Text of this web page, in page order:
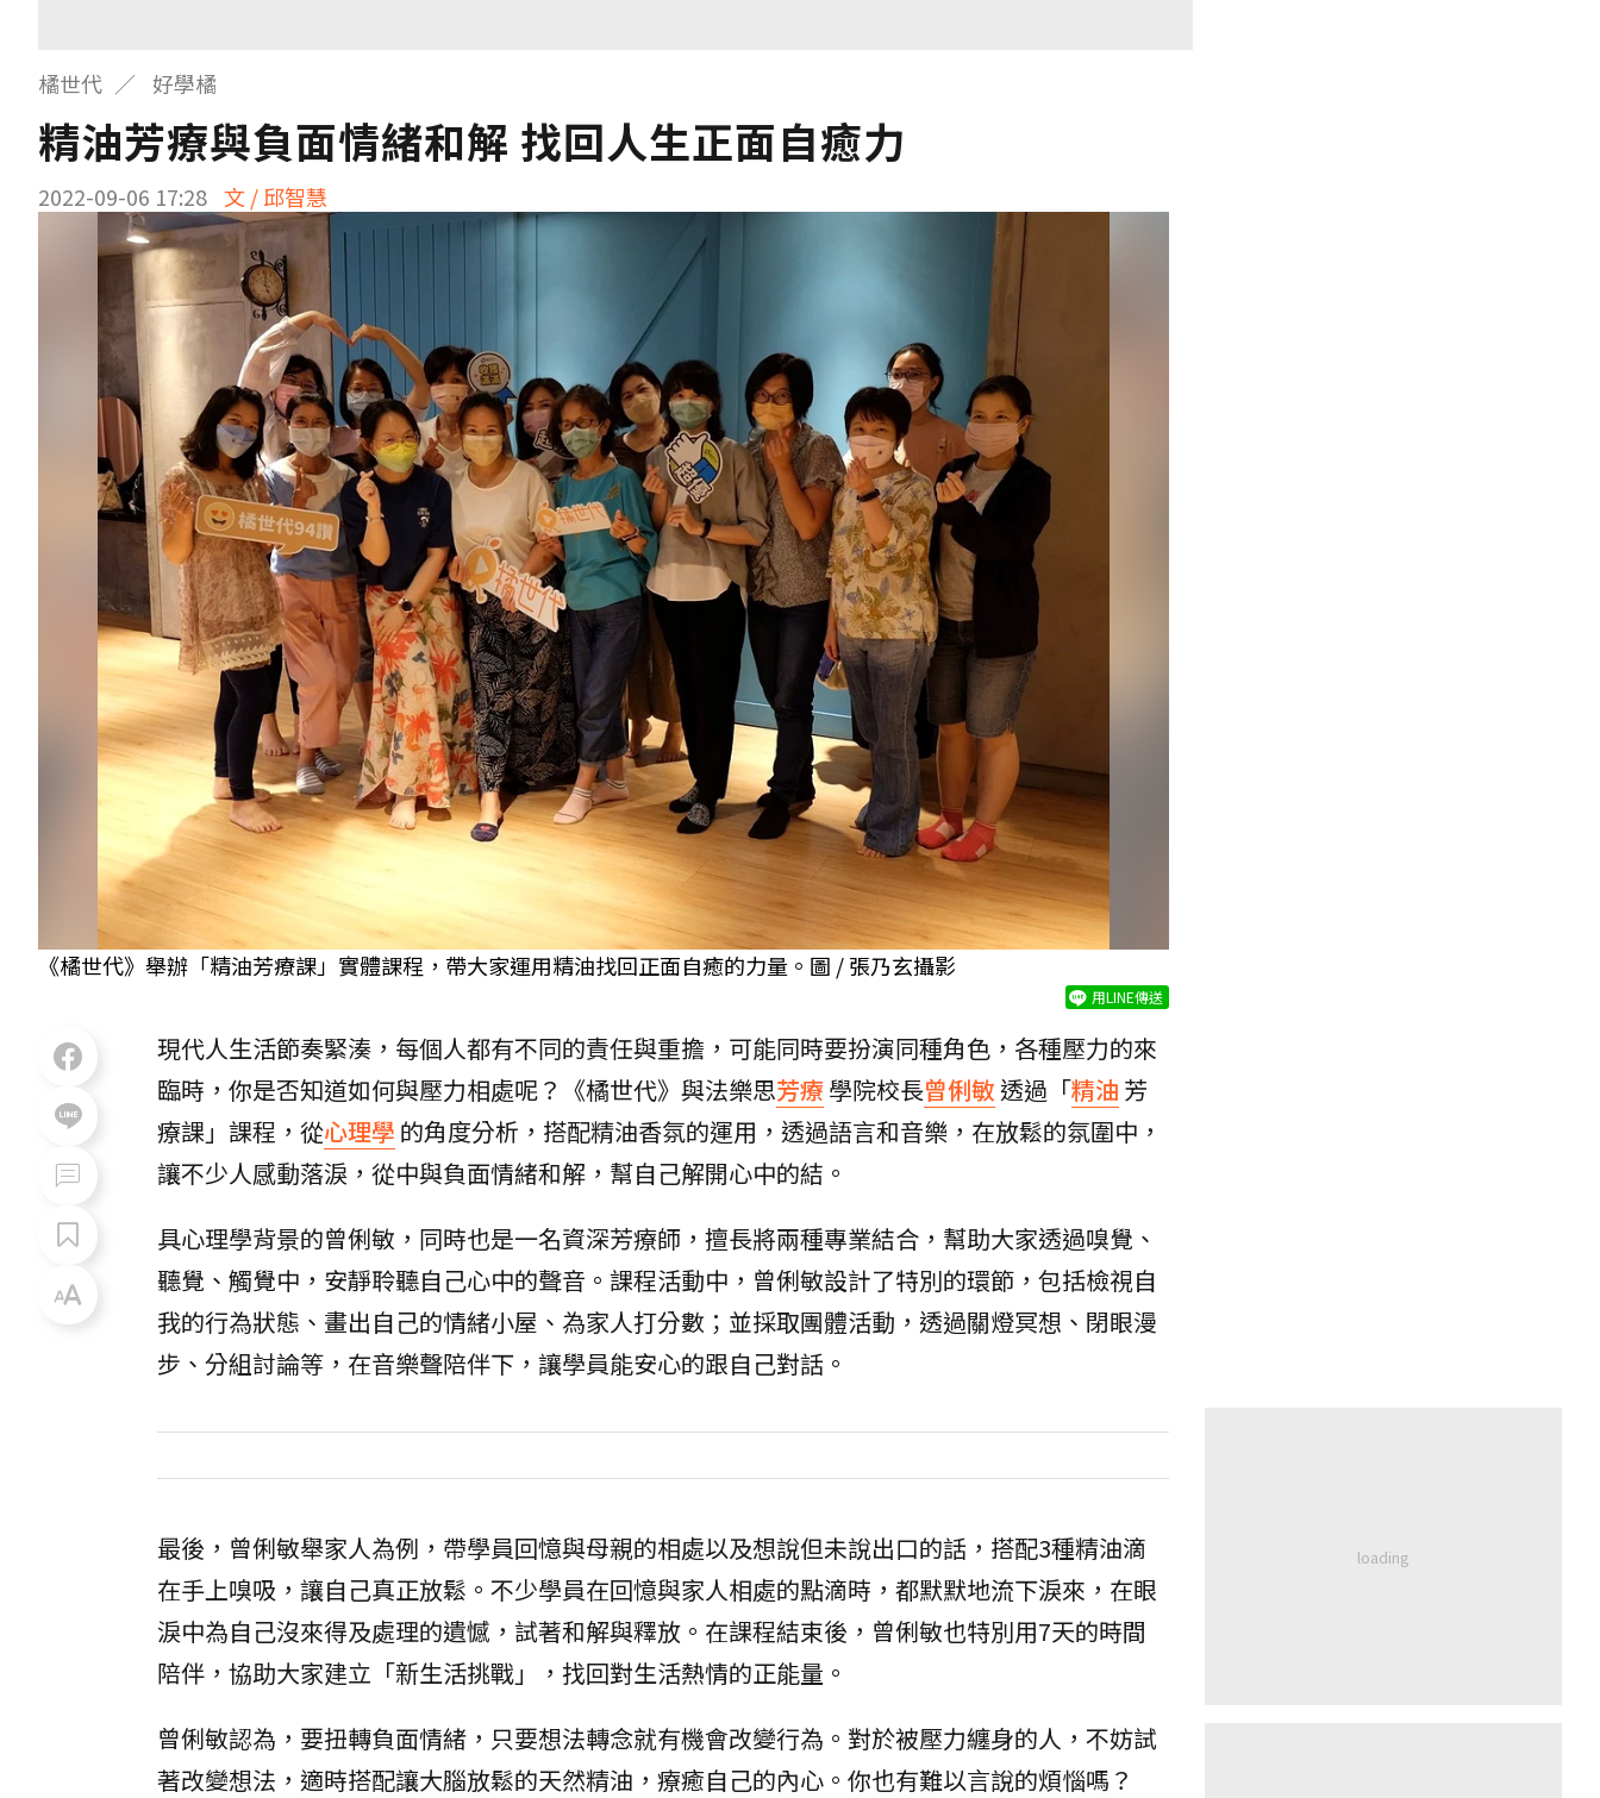
橘世代 好學橘
精油芳療與負面情緒和解 找回人生正面自癒力
2022-09-06 17:28 文 / 邱智慧
《橘世代》舉辦「精油芳療課」實體課程，帶大家運用精油找回正面自癒的力量。圖 / 張乃玄攝影
用LINE傳送
現代人生活節奏緊湊，每個人都有不同的責任與重擔，可能同時要扮演同種角色，各種壓力的來
臨時，你是否知道如何與壓力相處呢？《橘世代》與法樂思芳療 學院校長曾俐敏透過「精油 芳
療課」課程，從心理學 的角度分析，搭配精油香氛的運用，透過語言和音樂，在放鬆的氛圍中，
讓不少人感動落淚，從中與負面情緒和解，幫自己解開心中的結。
具心理學背景的曾俐敏，同時也是一名資深芳療師，擅長將兩種專業結合，幫助大家透過嗅覺、
聽覺、觸覺中，安靜聆聽自己心中的聲音。課程活動中，曾俐敏設計了特別的環節，包括檢視自
我的行為狀態、畫出自己的情緒小屋、為家人打分數；並採取團體活動，透過關燈冥想、閉眼漫
步、分組討論等，在音樂聲陪伴下，讓學員能安心的跟自己對話。
最後，曾俐敏舉家人為例，帶學員回憶與母親的相處以及想說但未說出口的話，搭配3種精油滴
在手上嗅吸，讓自己真正放鬆。不少學員在回憶與家人相處的點滴時，都默默地流下淚來，在眼
淚中為自己沒來得及處理的遺憾，試著和解與釋放。在課程結束後，曾俐敏也特別用7天的時間
陪伴，協助大家建立「新生活挑戰」，找回對生活熱情的正能量。
曾俐敏認為，要扭轉負面情緒，只要想法轉念就有機會改變行為。對於被壓力纏身的人，不妨試
著改變想法，適時搭配讓大腦放鬆的天然精油，療癒自己的內心。你也有難以言說的煩惱嗎？